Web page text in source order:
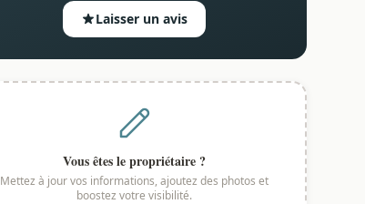
Laisser un avis
Vous êtes le propriétaire ?
Mettez à jour vos informations, ajoutez des photos et
boostez votre visibilité.